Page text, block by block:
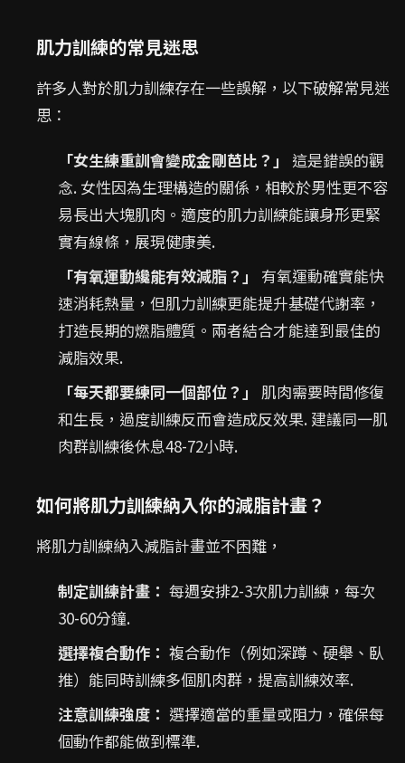
肌力訓練的常見迷思
許多人對於肌力訓練存在一些誤解，以下破解常見迷
思：
「女生練重訓會變成金剛芭比？」
這是錯誤的觀
念. 女性因為生理構造的關係，相較於男性更不容
易長出大塊肌肉。適度的肌力訓練能讓身形更緊
實有線條，展現健康美.
「有氧運動纔能有效減脂？」
有氧運動確實能快
速消耗熱量，但肌力訓練更能提升基礎代謝率，
打造長期的燃脂體質。兩者結合才能達到最佳的
減脂效果.
「每天都要練同一個部位？」
肌肉需要時間修復
和生長，過度訓練反而會造成反效果. 建議同一肌
肉群訓練後休息48-72小時.
如何將肌力訓練納入你的減脂計畫？
將肌力訓練納入減脂計畫並不困難，
制定訓練計畫： 每週安排2-3次肌力訓練，每次
30-60分鐘.
選擇複合動作： 複合動作（例如深蹲、硬舉、臥
推）能同時訓練多個肌肉群，提高訓練效率.
注意訓練強度： 選擇適當的重量或阻力，確保每
個動作都能做到標準.